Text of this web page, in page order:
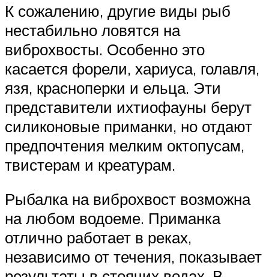
К сожалению, другие виды рыб
нестабильно ловятся на
виброхвосты. Особенно это
касается форели, хариуса, голавля,
язя, красноперки и ельца. Эти
представители ихтиофауны берут
силиконовые приманки, но отдают
предпочтения мелким октопусам,
твистерам и креатурам.
Рыбалка на виброхвост возможна
на любом водоеме. Приманка
отлично работает в реках,
независимо от течения, показывает